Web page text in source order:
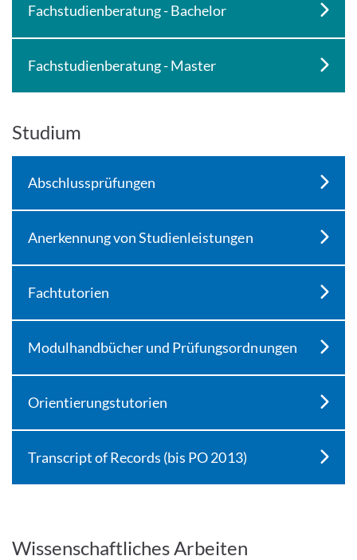
Fachstudienberatung - Bachelor
Fachstudienberatung - Master
Studium
Abschlussprüfungen
Anerkennung von Studienleistungen
Fachtutorien
Modulhandbücher und Prüfungsordnungen
Orientierungstutorien
Transcript of Records (bis PO 2013)
Wissenschaftliches Arbeiten